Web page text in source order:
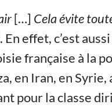
[…] Cela évite
effet, c’est
française à la
en Iran, en Syrie,
pour la classe